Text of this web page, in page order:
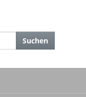
Suchen